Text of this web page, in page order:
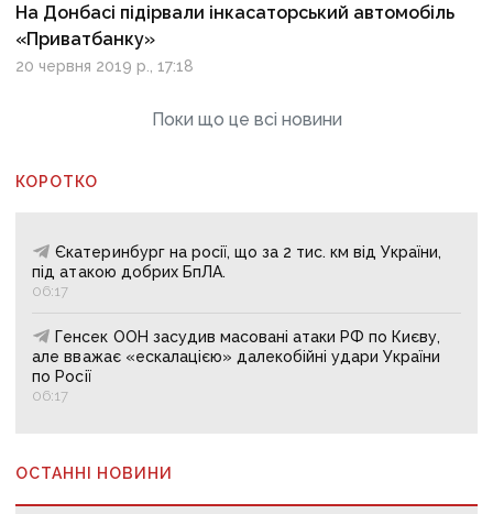
На Донбасі підірвали інкасаторський автомобіль
«Приватбанку»
20 червня 2019 р., 17:18
Поки що це всі новини
КОРОТКО
Єкатеринбург на росії, що за 2 тис. км від України,
під атакою добрих БпЛА.
06:17
Генсек ООН засудив масовані атаки РФ по Києву,
але вважає «ескалацією» далекобійні удари України
по Росії
06:17
ОСТАННІ НОВИНИ